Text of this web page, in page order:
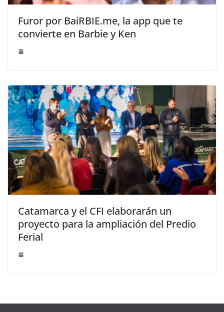
Furor por BaiRBIE.me, la app que te
convierte en Barbie y Ken
Catamarca y el CFI elaborarán un
proyecto para la ampliación del Predio
Ferial